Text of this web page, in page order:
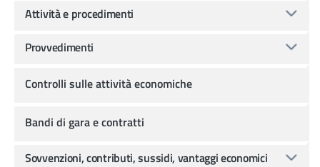
Attività e procedimenti
Provvedimenti
Controlli sulle attività economiche
Bandi di gara e contratti
Sovvenzioni, contributi, sussidi, vantaggi economici